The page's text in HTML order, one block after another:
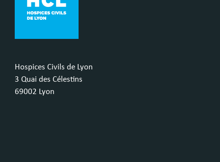
Hospices Civils de Lyon
3 Quai des Célestins
69002 Lyon